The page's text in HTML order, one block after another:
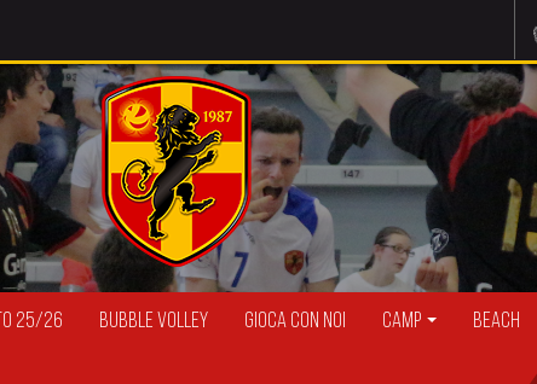
25/26 Bubble Volley Gioca con Noi Camp Beach